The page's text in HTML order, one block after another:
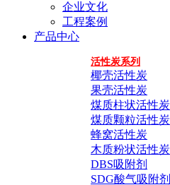
企业文化
工程案例
产品中心
活性炭系列
椰壳活性炭
果壳活性炭
煤质柱状活性炭
煤质颗粒活性炭
蜂窝活性炭
木质粉状活性炭
DBS吸附剂
SDG酸气吸附剂